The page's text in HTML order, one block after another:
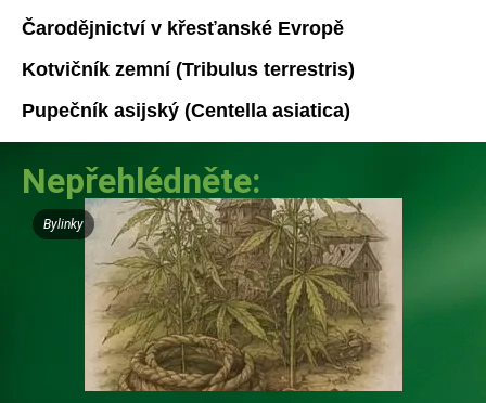
Čarodějnictví v křesťanské Evropě
Kotvičník zemní (Tribulus terrestris)
Pupečník asijský (Centella asiatica)
Nepřehlédněte:
Bylinky